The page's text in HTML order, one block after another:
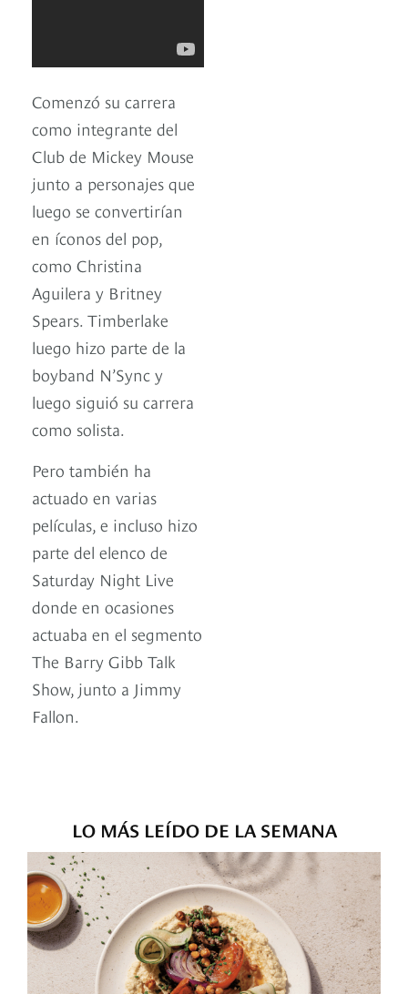
Comenzó su carrera
como integrante del
Club de Mickey Mouse
junto a personajes que
luego se convertirían
en íconos del pop,
como Christina
Aguilera y Britney
Spears. Timberlake
luego hizo parte de la
boyband N’Sync y
luego siguió su carrera
como solista.
Pero también ha
actuado en varias
películas, e incluso hizo
parte del elenco de
Saturday Night Live
donde en ocasiones
actuaba en el segmento
The Barry Gibb Talk
Show, junto a Jimmy
Fallon.
LO MÁS LEÍDO DE LA SEMANA